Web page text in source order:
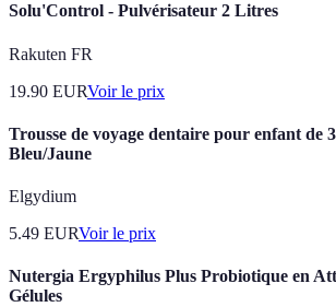
Solu'Control - Pulvérisateur 2 Litres
Rakuten FR
19.90 EURVoir le prix
Trousse de voyage dentaire pour enfant de
Bleu/Jaune
Elgydium
5.49 EURVoir le prix
Nutergia Ergyphilus Plus Probiotique en
Gélules